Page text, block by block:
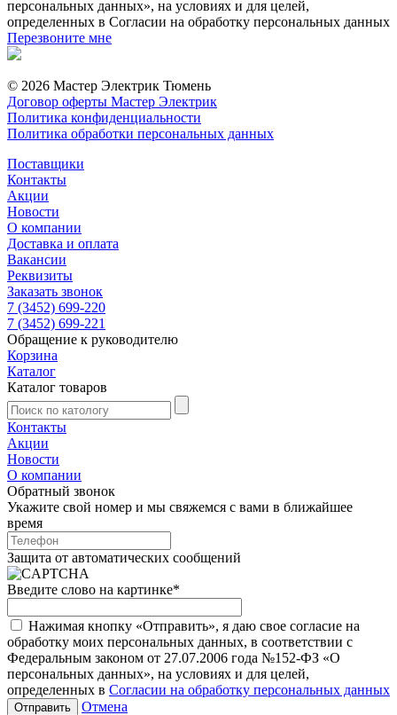
персональных данных», на условиях и для целей,
определенных в Согласии на обработку персональных данных
Перезвоните мне
© 2026 Мастер Электрик Тюмень
Договор оферты Мастер Электрик
Политика конфиденциальности
Политика обработки персональных данных
Поставщики
Контакты
Акции
Новости
О компании
Доставка и оплата
Вакансии
Реквизиты
Заказать звонок
7 (3452) 699-220
7 (3452) 699-221
Обращение к руководителю
Корзина
Каталог
Каталог товаров
Контакты
Акции
Новости
О компании
Обратный звонок
Укажите свой номер и мы свяжемся с вами в ближайшее
время
Защита от автоматических сообщений
Введите слово на картинке*
Нажимая кнопку «Отправить», я даю свое согласие на
обработку моих персональных данных, в соответствии с
Федеральным законом от 27.07.2006 года №152-ФЗ «О
персональных данных», на условиях и для целей,
определенных в Согласии на обработку персональных данных
Отмена